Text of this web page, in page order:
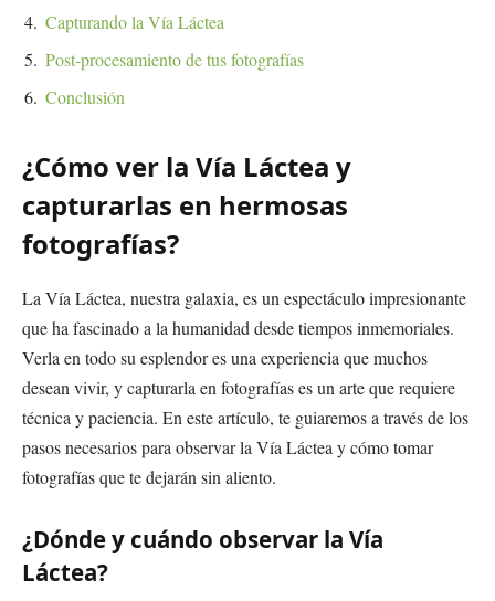
Capturando la Vía Láctea
Post-procesamiento de tus fotografías
Conclusión
¿Cómo ver la Vía Láctea y
capturarlas en hermosas
fotografías?
La Vía Láctea, nuestra galaxia, es un espectáculo impresionante
que ha fascinado a la humanidad desde tiempos inmemoriales.
Verla en todo su esplendor es una experiencia que muchos
desean vivir, y capturarla en fotografías es un arte que requiere
técnica y paciencia. En este artículo, te guiaremos a través de los
pasos necesarios para observar la Vía Láctea y cómo tomar
fotografías que te dejarán sin aliento.
¿Dónde y cuándo observar la Vía
Láctea?